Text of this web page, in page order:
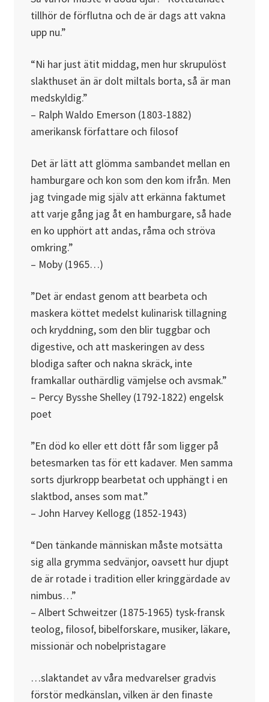
tillhör de förflutna och de är dags att vakna
upp nu.”
“Ni har just ätit middag, men hur skrupulöst
slakthuset än är dolt miltals borta, så är man
medskyldig.”
– Ralph Waldo Emerson (1803-1882)
amerikansk författare och filosof
Det är lätt att glömma sambandet mellan en
hamburgare och kon som den kom ifrån. Men
jag tvingade mig själv att erkänna faktumet
att varje gång jag åt en hamburgare, så hade
en ko upphört att andas, råma och ströva
omkring.”
– Moby (1965…)
”Det är endast genom att bearbeta och
maskera köttet medelst kulinarisk tillagning
och kryddning, som den blir tuggbar och
digestive, och att maskeringen av dess
blodiga safter och nakna skräck, inte
framkallar outhärdlig vämjelse och avsmak.”
– Percy Bysshe Shelley (1792-1822) engelsk
poet
”En död ko eller ett dött får som ligger på
betesmarken tas för ett kadaver. Men samma
sorts djurkropp bearbetat och upphängt i en
slaktbod, anses som mat.”
– John Harvey Kellogg (1852-1943)
“Den tänkande människan måste motsätta
sig alla grymma sedvänjor, oavsett hur djupt
de är rotade i tradition eller kringgärdade av
nimbus…”
– Albert Schweitzer (1875-1965) tysk-fransk
teolog, filosof, bibelforskare, musiker, läkare,
missionär och nobelpristagare
…slaktandet av våra medvarelser gradvis
förstör medkänslan, vilken är den finaste